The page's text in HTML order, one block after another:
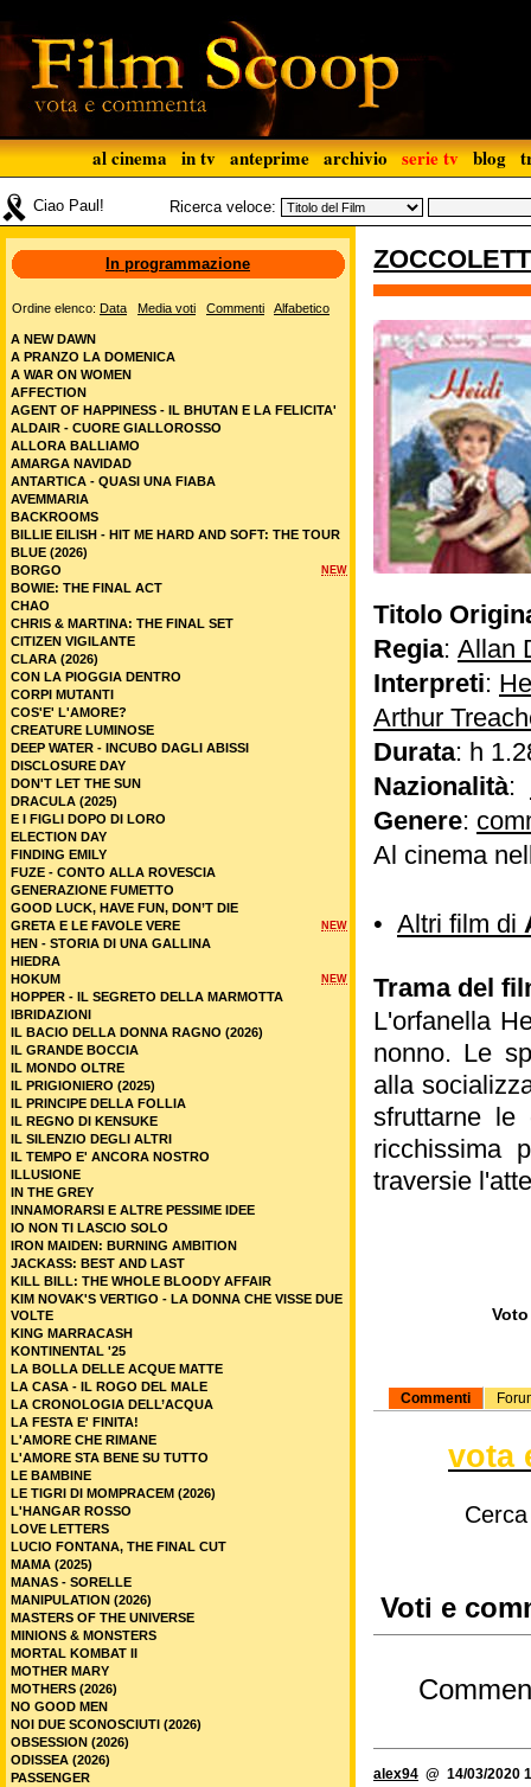
al cinema in tv anteprime archivio serie tv blog
Ciao Paul! Ricerca veloce:
Titolo
Regia: Allan
Interpreti:
Arthur
Durata: h
Nazionalità:
Genere:
Al cinema
• Altri film di
Trama del
L'orfanella
nonno. Le
alla
sfruttarne le
ricchissima
traversie
Commenti
vota
Voti e
alex94 @ 14/03/2020
In programmazione
Ordine elenco: Data Media voti Commenti Alfabetico
A NEW DAWN
A PRANZO LA DOMENICA
A WAR ON WOMEN
AFFECTION
AGENT OF HAPPINESS - IL BHUTAN E LA FELICITA'
ALDAIR - CUORE GIALLOROSSO
ALLORA BALLIAMO
AMARGA NAVIDAD
ANTARTICA - QUASI UNA FIABA
AVEMMARIA
BACKROOMS
BILLIE EILISH - HIT ME HARD AND SOFT: THE TOUR
BLUE (2026)
NEW
BORGO
BOWIE: THE FINAL ACT
CHAO
CHRIS & MARTINA: THE FINAL SET
CITIZEN VIGILANTE
CLARA (2026)
CON LA PIOGGIA DENTRO
CORPI MUTANTI
COS'E' L'AMORE?
CREATURE LUMINOSE
DEEP WATER - INCUBO DAGLI ABISSI
DISCLOSURE DAY
DON'T LET THE SUN
DRACULA (2025)
E I FIGLI DOPO DI LORO
ELECTION DAY
FINDING EMILY
FUZE - CONTO ALLA ROVESCIA
GENERAZIONE FUMETTO
GOOD LUCK, HAVE FUN, DON’T DIE
NEW
GRETA E LE FAVOLE VERE
HEN - STORIA DI UNA GALLINA
HIEDRA
NEW
HOKUM
HOPPER - IL SEGRETO DELLA MARMOTTA
IBRIDAZIONI
IL BACIO DELLA DONNA RAGNO (2026)
IL GRANDE BOCCIA
IL MONDO OLTRE
IL PRIGIONIERO (2025)
IL PRINCIPE DELLA FOLLIA
IL REGNO DI KENSUKE
IL SILENZIO DEGLI ALTRI
IL TEMPO E' ANCORA NOSTRO
ILLUSIONE
IN THE GREY
INNAMORARSI E ALTRE PESSIME IDEE
IO NON TI LASCIO SOLO
IRON MAIDEN: BURNING AMBITION
JACKASS: BEST AND LAST
KILL BILL: THE WHOLE BLOODY AFFAIR
KIM NOVAK'S VERTIGO - LA DONNA CHE VISSE DUE
VOLTE
KING MARRACASH
KONTINENTAL '25
LA BOLLA DELLE ACQUE MATTE
LA CASA - IL ROGO DEL MALE
LA CRONOLOGIA DELL’ACQUA
LA FESTA E' FINITA!
L'AMORE CHE RIMANE
L'AMORE STA BENE SU TUTTO
LE BAMBINE
LE TIGRI DI MOMPRACEM (2026)
L'HANGAR ROSSO
LOVE LETTERS
LUCIO FONTANA, THE FINAL CUT
MAMA (2025)
MANAS - SORELLE
MANIPULATION (2026)
MASTERS OF THE UNIVERSE
MINIONS & MONSTERS
MORTAL KOMBAT II
MOTHER MARY
MOTHERS (2026)
NO GOOD MEN
NOI DUE SCONOSCIUTI (2026)
OBSESSION (2026)
ODISSEA (2026)
PASSENGER